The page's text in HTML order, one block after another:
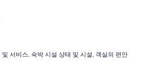
서비스, 숙박 시설 상태 및 시설, 객실의 편안